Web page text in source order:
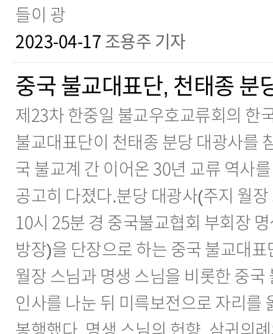
들이 광
2023-04-17 조용주 기자
중국 불교대표단, 천태종 분
제23차 한중일 불교우호교류회의 한
불교대표단이 천태종 분당 대광사를
국 불교계 간 이어온 30년 교류 역사
공고히 다졌다.분당 대광사(주지 월
10시 25분 경 중국불교협회 부회장
방장)을 단장으로 하는 중국 불교대
월장 스님과 명생 스님을 비롯한 중국
인사를 나눈 뒤 미륵보전으로 자리를
봉행했다. 명생 스님의 헌향, 삼귀의